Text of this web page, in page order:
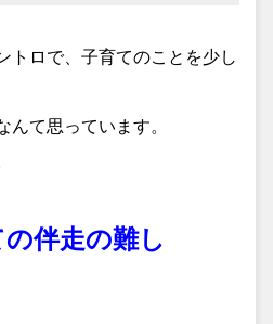
トロで、子育てのことを少し
んて思っています。
の伴走の難し